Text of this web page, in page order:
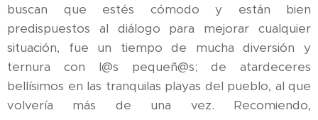
buscan que estés cómodo y están bien
predispuestos al diálogo para mejorar cualquier
situación, fue un tiempo de mucha diversión y
ternura con l@s pequeñ@s; de atardeceres
bellísimos en las tranquilas playas del pueblo, al que
volvería más de una vez. Recomiendo,